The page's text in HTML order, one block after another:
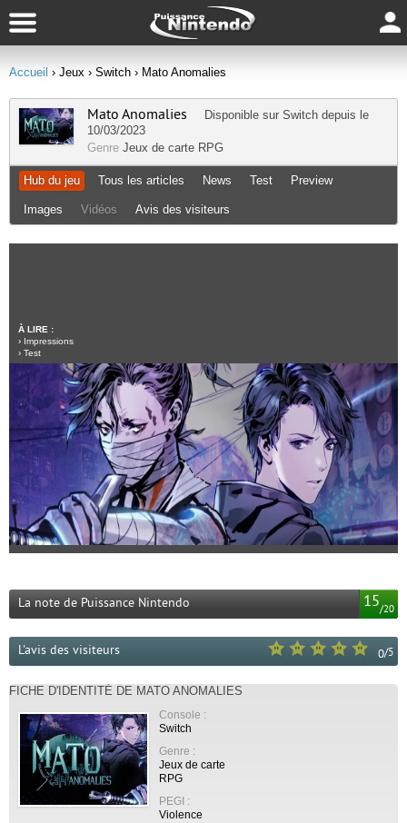
Accueil › Jeux › Switch › Mato Anomalies
Mato Anomalies Disponible sur Switch depuis le
10/03/2023
Genre Jeux de carte RPG
Hub du jeu Tous les articles News Test Preview
Images Vidéos Avis des visiteurs
À LIRE :
› Impressions
› Test
15/20
La note de Puissance Nintendo
0/5
L'avis des visiteurs
FICHE D'IDENTITÉ DE MATO ANOMALIES
Console :
Switch
Genre :
Jeux de carte
RPG
PEGI :
Violence